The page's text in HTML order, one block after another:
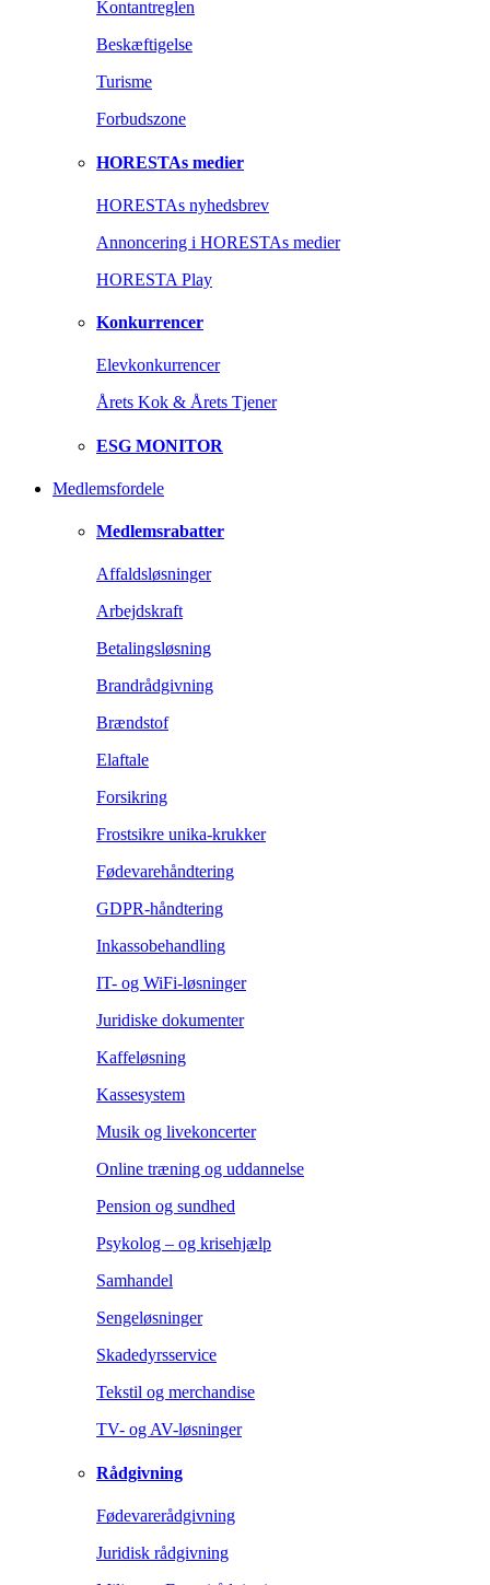
Kontantreglen
Beskæftigelse
Turisme
Forbudszone
HORESTAs medier
HORESTAs nyhedsbrev
Annoncering i HORESTAs medier
HORESTA Play
Konkurrencer
Elevkonkurrencer
Årets Kok & Årets Tjener
ESG MONITOR
Medlemsfordele
Medlemsrabatter
Affaldsløsninger
Arbejdskraft
Betalingsløsning
Brandrådgivning
Brændstof
Elaftale
Forsikring
Frostsikre unika-krukker
Fødevarehåndtering
GDPR-håndtering
Inkassobehandling
IT- og WiFi-løsninger
Juridiske dokumenter
Kaffeløsning
Kassesystem
Musik og livekoncerter
Online træning og uddannelse
Pension og sundhed
Psykolog – og krisehjælp
Samhandel
Sengeløsninger
Skadedyrsservice
Tekstil og merchandise
TV- og AV-løsninger
Rådgivning
Fødevarerådgivning
Juridisk rådgivning